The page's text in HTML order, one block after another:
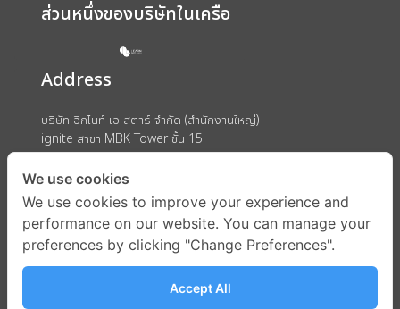
ส่วนหนึ่งของบริษัทในเครือ
Address
บริษัท อิกไนท์ เอ สตาร์ จำกัด (สำนักงานใหญ่)
ignite สาขา MBK Tower ชั้น 15
ถนนพญาไท แขวงวังใหม่ เขตปทุมวัน กรุงเทพมหานคร 10330
We use cookies
We use cookies to improve your experience and
performance on our website. You can manage your
preferences by clicking "Change Preferences".
Accept All